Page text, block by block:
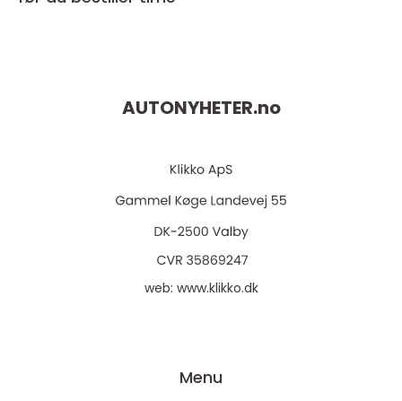
AUTONYHETER.no
web: www.klikko.dk
Menu